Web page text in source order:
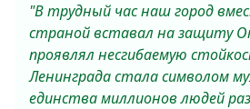
"В трудный час наш город
страной вставал на защиту
проявлял несгибаемую
Ленинграда стала символом
единства миллионов людей